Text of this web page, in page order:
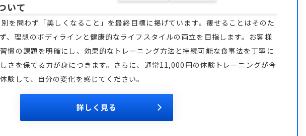
いて
を問わず「美しくなること」を最終目標に掲げています。痩せることはそのた
、理想のボディラインと健康的なライフスタイルの両立を目指します。お客様
慣の課題を明確にし、効果的なトレーニング方法と持続可能な食事法を丁寧に
さを保てる力が身につきます。さらに、通常11,000円の体験トレーニングが今
験して、自分の変化を感じてください。
詳しく見る